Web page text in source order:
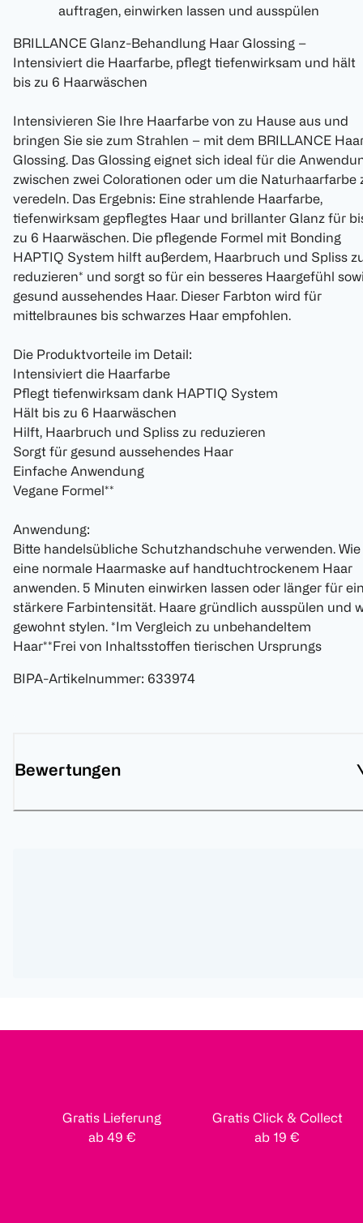
auftragen, einwirken lassen und ausspülen
BRILLANCE Glanz-Behandlung Haar Glossing –
Intensiviert die Haarfarbe, pflegt tiefenwirksam und hält
bis zu 6 Haarwäschen
Intensivieren Sie Ihre Haarfarbe von zu Hause aus und
bringen Sie sie zum Strahlen – mit dem BRILLANCE
Glossing. Das Glossing eignet sich ideal für die
zwischen zwei Colorationen oder um die Naturhaarfarbe
veredeln. Das Ergebnis: Eine strahlende Haarfarbe,
tiefenwirksam gepflegtes Haar und brillanter Glanz für
zu 6 Haarwäschen. Die pflegende Formel mit Bonding
HAPTIQ System hilft außerdem, Haarbruch und Spliss
reduzieren* und sorgt so für ein besseres Haargefühl
gesund aussehendes Haar. Dieser Farbton wird für
mittelbraunes bis schwarzes Haar empfohlen.
Die Produktvorteile im Detail:
Intensiviert die Haarfarbe
Pflegt tiefenwirksam dank HAPTIQ System
Hält bis zu 6 Haarwäschen
Hilft, Haarbruch und Spliss zu reduzieren
Sorgt für gesund aussehendes Haar
Einfache Anwendung
Vegane Formel**
Anwendung:
Bitte handelsübliche Schutzhandschuhe verwenden. Wie
eine normale Haarmaske auf handtuchtrockenem Haar
anwenden. 5 Minuten einwirken lassen oder länger für
stärkere Farbintensität. Haare gründlich ausspülen und
gewohnt stylen. *Im Vergleich zu unbehandeltem
Haar**Frei von Inhaltsstoffen tierischen Ursprungs
BIPA-Artikelnummer: 633974
Bewertungen
Gratis Lieferung
ab 49 €
Gratis Click & Collect
ab 19 €